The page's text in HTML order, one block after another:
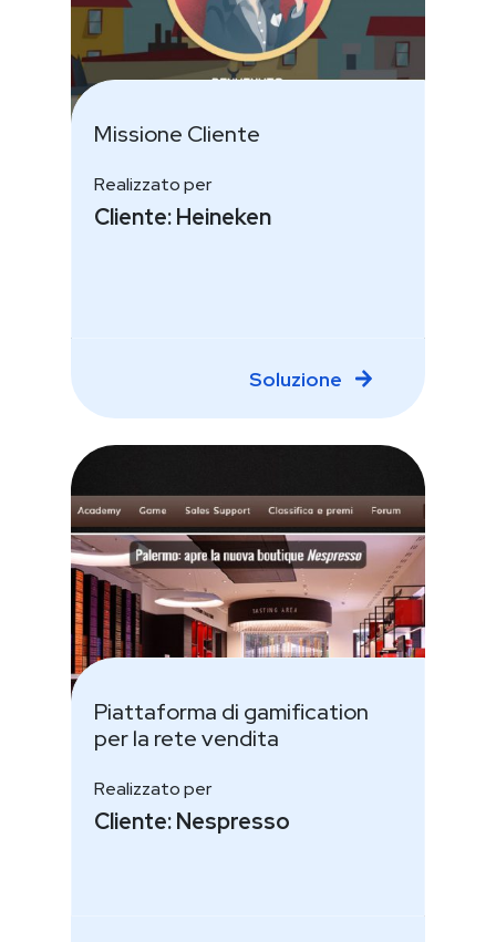
Missione Cliente
Realizzato per
Cliente: Heineken
Soluzione
Piattaforma di gamification
per la rete vendita
Realizzato per
Cliente: Nespresso